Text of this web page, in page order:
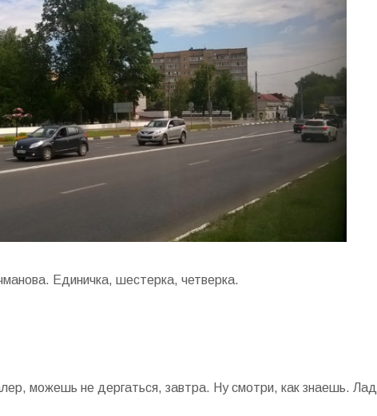
Единичка, шестерка, четверка.
можешь не дергаться, завтра. Ну смотри, как знаешь.